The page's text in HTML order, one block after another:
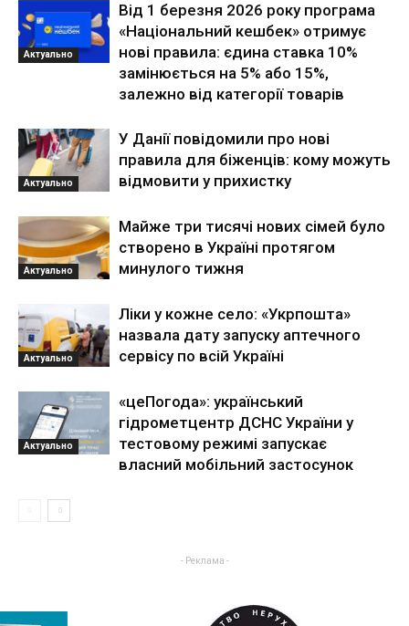
Актуально
Від 1 березня 2026 року програма
«Національний кешбек» отримує
нові правила: єдина ставка 10%
замінюється на 5% або 15%,
залежно від категорії товарів
Актуально
У Данії повідомили про нові
правила для біженців: кому можуть
відмовити у прихистку
Актуально
Майже три тисячі нових сімей було
створено в Україні протягом
минулого тижня
Актуально
Ліки у кожне село: «Укрпошта»
назвала дату запуску аптечного
сервісу по всій Україні
Актуально
«цеПогода»: український
гідрометцентр ДСНС України у
тестовому режимі запускає
власний мобільний застосунок
- Реклама -